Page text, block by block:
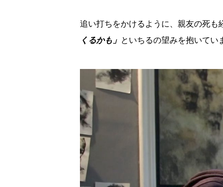
追い打ちをかけるように、親友の死
くるかも」 といちるの望みを抱いてい